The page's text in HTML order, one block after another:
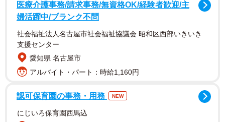
医療介護事務/請求事務/無資格OK/経験者歓迎/主
婦活躍中/ブランク不問
社会福祉法人名古屋市社会福祉協議会 昭和区西部いきいき
支援センター
愛知県 名古屋市
アルバイト・パート：時給1,160円
認可保育園の事務・用務 NEW
にじいろ保育園西馬込